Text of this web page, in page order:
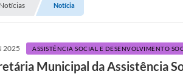
Notícias Notícia
2025 ASSISTÊNCIA SOCIAL E DESENVOLVIMENTO
Municipal da Assistência